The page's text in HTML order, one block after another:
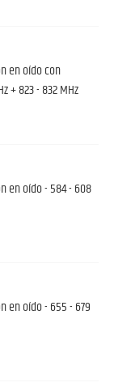
en oído con
+ 823 - 832 MHz
en oído - 584 - 608
en oído - 655 - 679